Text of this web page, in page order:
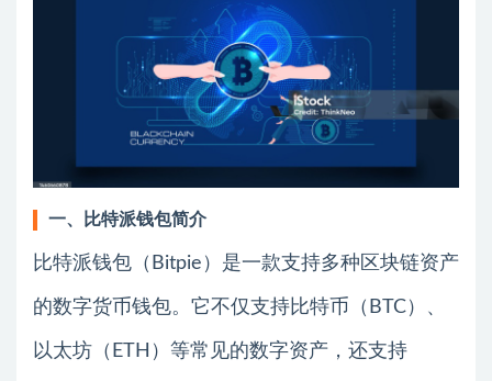
一、比特派钱包简介
比特派钱包（Bitpie）是一款支持多种区块链资产
的数字货币钱包。它不仅支持比特币（BTC）、
以太坊（ETH）等常见的数字资产，还支持